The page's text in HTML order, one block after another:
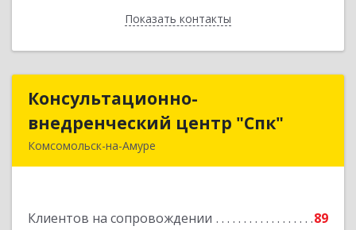
Показать контакты
Назад
Консультационно-
внедренческий центр "Спк"
Комсомольск-на-Амуре
Клиентов на сопровождении 89
Консультационно-
внедренческий центр "Спк"
Подробнее